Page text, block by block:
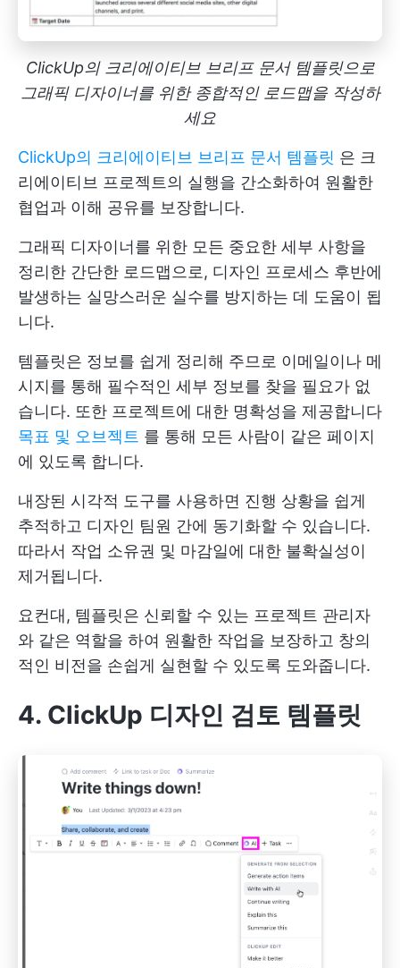
ClickUp의 크리에이티브 브리프 문서 템플릿으로
그래픽 디자이너를 위한 종합적인 로드맵을 작성하
세요
ClickUp의 크리에이티브 브리프 문서 템플릿 은 크
리에이티브 프로젝트의 실행을 간소화하여 원활한
협업과 이해 공유를 보장합니다.
그래픽 디자이너를 위한 모든 중요한 세부 사항을
정리한 간단한 로드맵으로, 디자인 프로세스 후반에
발생하는 실망스러운 실수를 방지하는 데 도움이 됩
니다.
템플릿은 정보를 쉽게 정리해 주므로 이메일이나 메
시지를 통해 필수적인 세부 정보를 찾을 필요가 없
습니다. 또한 프로젝트에 대한 명확성을 제공합니다
목표 및 오브젝트 를 통해 모든 사람이 같은 페이지
에 있도록 합니다.
내장된 시각적 도구를 사용하면 진행 상황을 쉽게
추적하고 디자인 팀원 간에 동기화할 수 있습니다.
따라서 작업 소유권 및 마감일에 대한 불확실성이
제거됩니다.
요컨대, 템플릿은 신뢰할 수 있는 프로젝트 관리자
와 같은 역할을 하여 원활한 작업을 보장하고 창의
적인 비전을 손쉽게 실현할 수 있도록 도와줍니다.
4. ClickUp 디자인 검토 템플릿